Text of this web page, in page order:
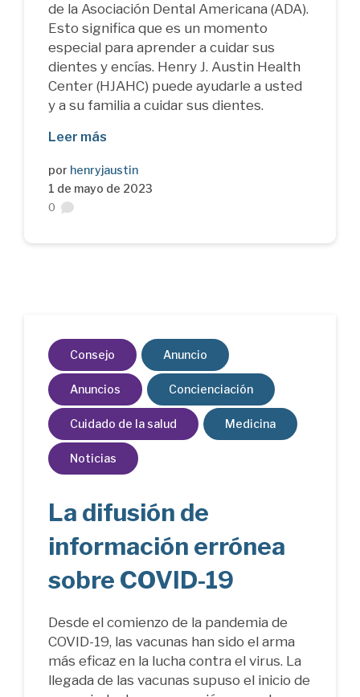
de la Asociación Dental Americana (ADA).
Esto significa que es un momento
especial para aprender a cuidar sus
dientes y encías. Henry J. Austin Health
Center (HJAHC) puede ayudarle a usted
y a su familia a cuidar sus dientes.
Leer más
por henryjaustin
1 de mayo de 2023
0
Consejo Anuncio
Anuncios Concienciación
Cuidado de la salud Medicina
Noticias
La difusión de
información errónea
sobre COVID-19
Desde el comienzo de la pandemia de
COVID-19, las vacunas han sido el arma
más eficaz en la lucha contra el virus. La
llegada de las vacunas supuso el inicio de